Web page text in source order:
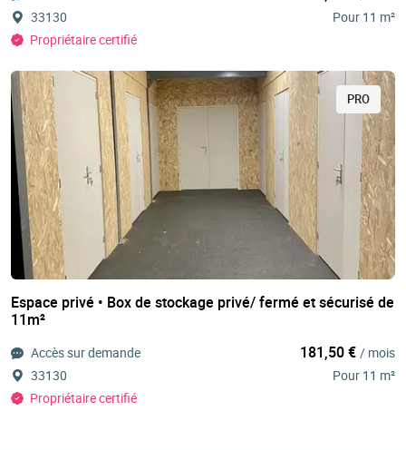
33130
Propriétaire certifié
Pour 11 m²
PRO
Espace privé • Box de stockage privé/ fermé et sécurisé de
11m²
Accès sur demande
33130
Propriétaire certifié
181,50 € / mois
Pour 11 m²